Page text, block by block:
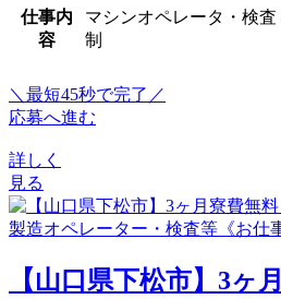
仕事内
容
マシンオペレータ・検
制
＼最短45秒で完了／
応募へ進む
詳しく
見る
【山口県下松市】3ヶ